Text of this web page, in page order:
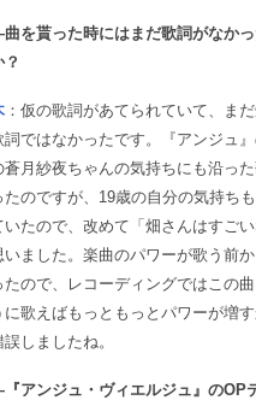
を貰った時にはまだ歌詞がなか
：仮の歌詞があてられていて、ま
詞ではなかったです。『アンジュ』
蒼月紗夜ちゃんの気持ちにも沿っ
たのですが、19歳の自分の気持ち
いたので、改めて「畑さんはすご
いました。楽曲のパワーが歌う前
たので、レコーディングではこの
に歌えばもっともっとパワーが増
しましたね。
アンジュ・ヴィエルジュ』のOP